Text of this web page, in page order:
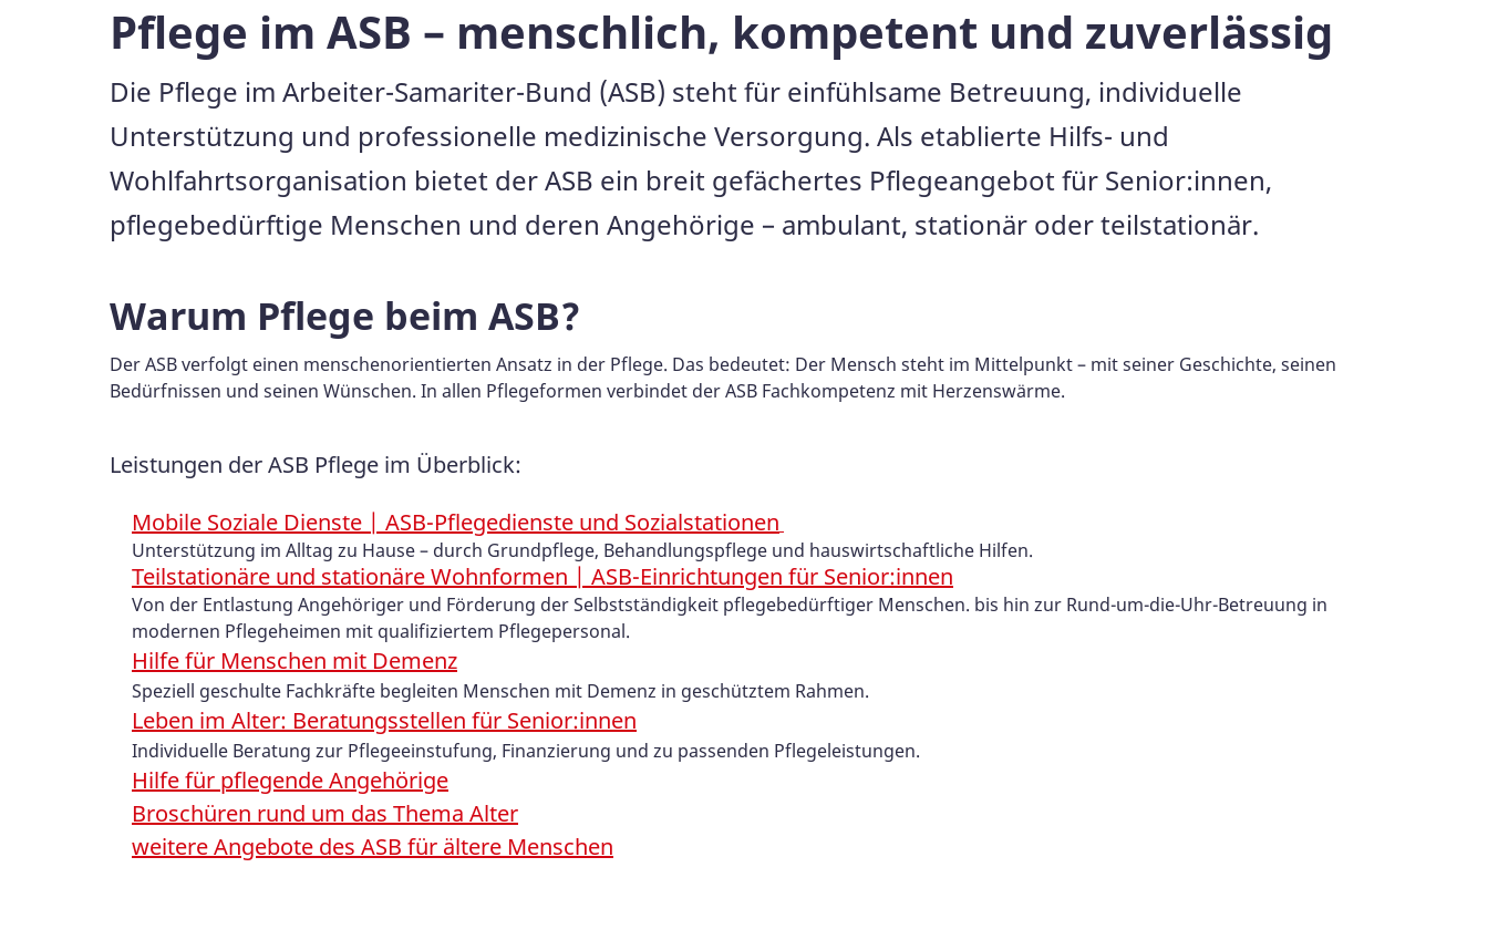
Pflege im ASB – menschlich, kompetent und zuverlässig
Die Pflege im Arbeiter-Samariter-Bund (ASB) steht für einfühlsame Betreuung, individuelle
Unterstützung und professionelle medizinische Versorgung. Als etablierte Hilfs- und
Wohlfahrtsorganisation bietet der ASB ein breit gefächertes Pflegeangebot für Senior:innen,
pflegebedürftige Menschen und deren Angehörige – ambulant, stationär oder teilstationär.
Warum Pflege beim ASB?
Der ASB verfolgt einen menschenorientierten Ansatz in der Pflege. Das bedeutet: Der Mensch steht im Mittelpunkt – mit seiner Geschichte, seinen
Bedürfnissen und seinen Wünschen. In allen Pflegeformen verbindet der ASB Fachkompetenz mit Herzenswärme.
Leistungen der ASB Pflege im Überblick:
Mobile Soziale Dienste | ASB-Pflegedienste und Sozialstationen
Unterstützung im Alltag zu Hause – durch Grundpflege, Behandlungspflege und hauswirtschaftliche Hilfen.
Teilstationäre und stationäre Wohnformen | ASB-Einrichtungen für Senior:innen
Von der Entlastung Angehöriger und Förderung der Selbstständigkeit pflegebedürftiger Menschen.​​​​​ bis hin zur Rund-um-die-Uhr-Betreuung in
modernen Pflegeheimen mit qualifiziertem Pflegepersonal.
Hilfe für Menschen mit Demenz
Speziell geschulte Fachkräfte begleiten Menschen mit Demenz in geschütztem Rahmen.
Leben im Alter: Beratungsstellen für Senior:innen
Individuelle Beratung zur Pflegeeinstufung, Finanzierung und zu passenden Pflegeleistungen.
Hilfe für pflegende Angehörige
Broschüren rund um das Thema Alter
weitere Angebote des ASB für ältere Menschen